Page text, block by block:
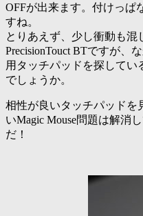
OFFが出来ます。付けっぱ
すね。
とりあえず、少し衝動も混
PrecisionTouct BTですが、
用タッチパッドを探して
でしょうか。
相性が良いタッチパッドを
いMagic Mouse問題は解消
だ！